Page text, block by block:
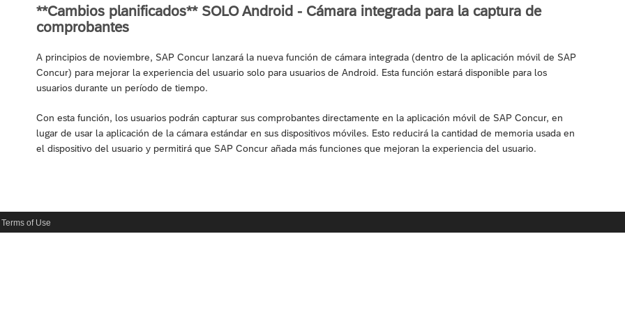
**Cambios planificados** SOLO Android - Cámara integrada para la captura de
comprobantes
A principios de noviembre, SAP Concur lanzará la nueva función de cámara integrada (dentro de la aplicación móvil de SAP
Concur) para mejorar la experiencia del usuario solo para usuarios de Android. Esta función estará disponible para los
usuarios durante un período de tiempo.
Con esta función, los usuarios podrán capturar sus comprobantes directamente en la aplicación móvil de SAP Concur, en
lugar de usar la aplicación de la cámara estándar en sus dispositivos móviles. Esto reducirá la cantidad de memoria usada en
el dispositivo del usuario y permitirá que SAP Concur añada más funciones que mejoran la experiencia del usuario.
Terms of Use